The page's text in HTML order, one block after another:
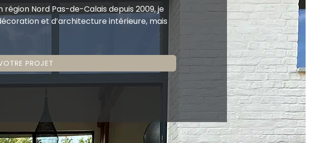
Nord Pas-de-Calais depuis 2009, je
et d’architecture intérieure, mais
PROJET